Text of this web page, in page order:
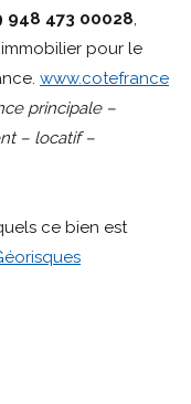
948 473 00028
pour le
www.cotefrance
principale –
– locatif –
ce bien est